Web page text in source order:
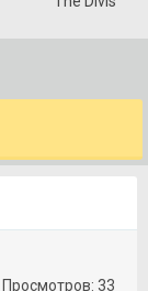
Просмотров: 33